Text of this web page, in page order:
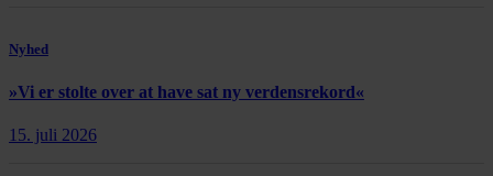
Nyhed
»Vi er stolte over at have sat ny verdensrekord«
15. juli 2026